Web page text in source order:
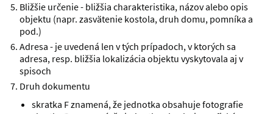
Bližšie určenie - bližšia charakteristika, názov alebo opis
objektu (napr. zasvätenie kostola, druh domu, pomníka a
pod.)
Adresa - je uvedená len v tých prípadoch, v ktorých sa
adresa, resp. bližšia lokalizácia objektu vyskytovala aj v
spisoch
Druh dokumentu
skratka F znamená, že jednotka obsahuje fotografie